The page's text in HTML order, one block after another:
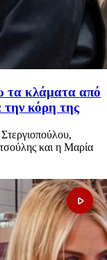
τα κλάματα από
την κόρη της
και η Μαρία